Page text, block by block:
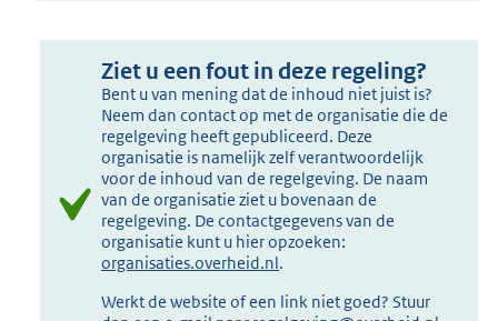
Ziet u een fout in deze regeling?
Bent u van mening dat de inhoud niet juist is?
Neem dan contact op met de organisatie die de
regelgeving heeft gepubliceerd. Deze
organisatie is namelijk zelf verantwoordelijk
voor de inhoud van de regelgeving. De naam
van de organisatie ziet u bovenaan de
regelgeving. De contactgegevens van de
organisatie kunt u hier opzoeken:
organisaties.overheid.nl.
Werkt de website of een link niet goed? Stuur